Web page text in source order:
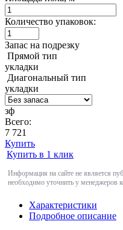
Количество упаковок:
Запас на подрезку
Прямой тип
укладки
Диагональный тип
укладки
зф
Всего:
7 721
Купить
Купить в 1 клик
Информация на сайте не является
необходимо уточнить у менеджеров
Характеристики
Подробное описание